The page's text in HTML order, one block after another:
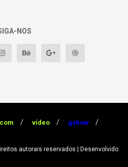
NOS
vídeo
gshow
autorais reservados | Desenvolvido